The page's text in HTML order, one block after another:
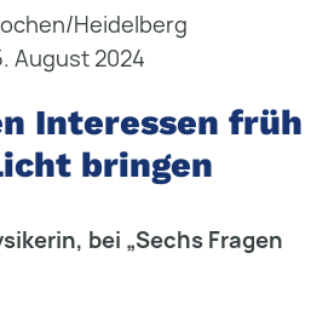
Heidelberg
August 2024
Interessen früh
bringen
bei „Sechs Fragen